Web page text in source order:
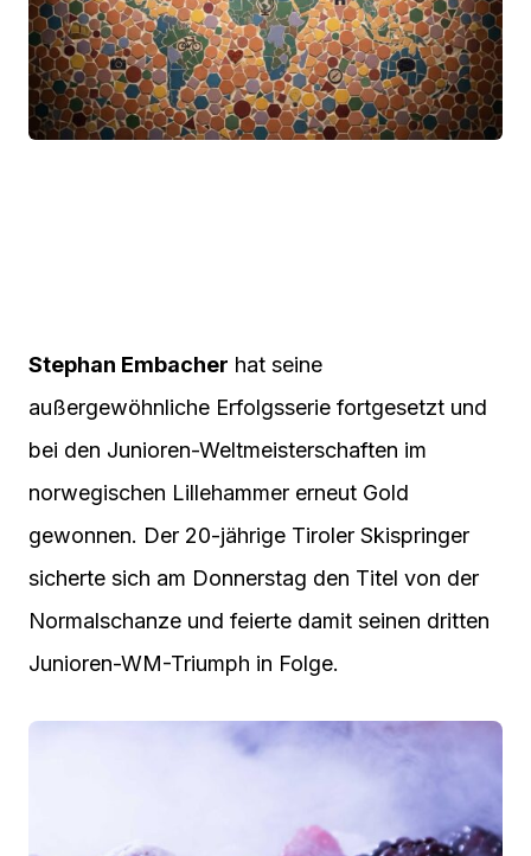
Stephan Embacher hat seine
außergewöhnliche Erfolgsserie fortgesetzt und
bei den Junioren-Weltmeisterschaften im
norwegischen Lillehammer erneut Gold
gewonnen. Der 20-jährige Tiroler Skispringer
sicherte sich am Donnerstag den Titel von der
Normalschanze und feierte damit seinen dritten
Junioren-WM-Triumph in Folge.